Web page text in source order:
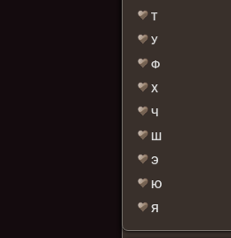
Т
У
Ф
Х
Ч
Ш
Э
Ю
Я